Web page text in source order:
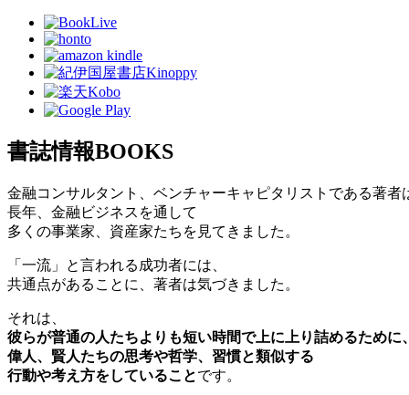
書誌情報BOOKS
金融コンサルタント、ベンチャーキャピタリストである著者
長年、金融ビジネスを通して
多くの事業家、資産家たちを見てきました。
「一流」と言われる成功者には、
共通点があることに、著者は気づきました。
それは、
彼らが普通の人たちよりも短い時間で上に上り詰めるために
偉人、賢人たちの思考や哲学、習慣と類似する
行動や考え方をしていることです。